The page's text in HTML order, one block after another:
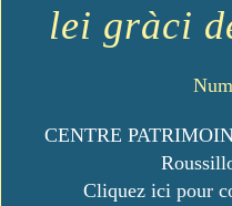
lei gràci
CENTRE
Cliquez ici pour